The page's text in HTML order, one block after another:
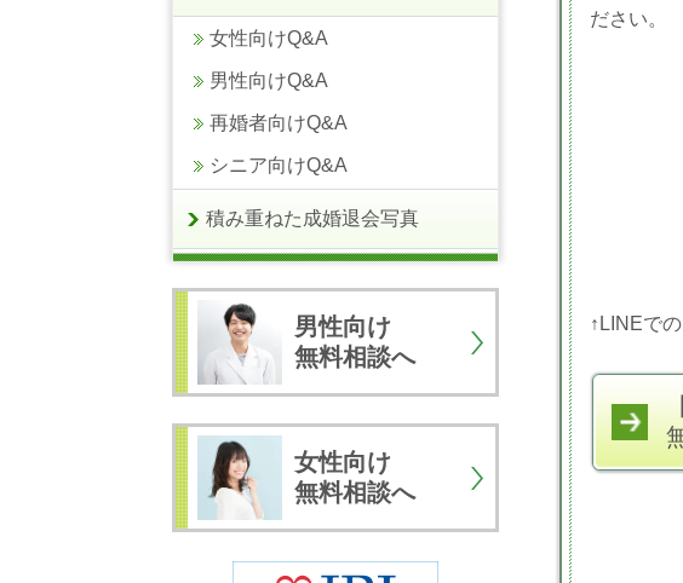
ださい。
↑LINEで
女性向けQ&A
男性向けQ&A
再婚者向けQ&A
シニア向けQ&A
積み重ねた成婚退会写真
男性向け
無料相談へ
女性向け
無料相談へ